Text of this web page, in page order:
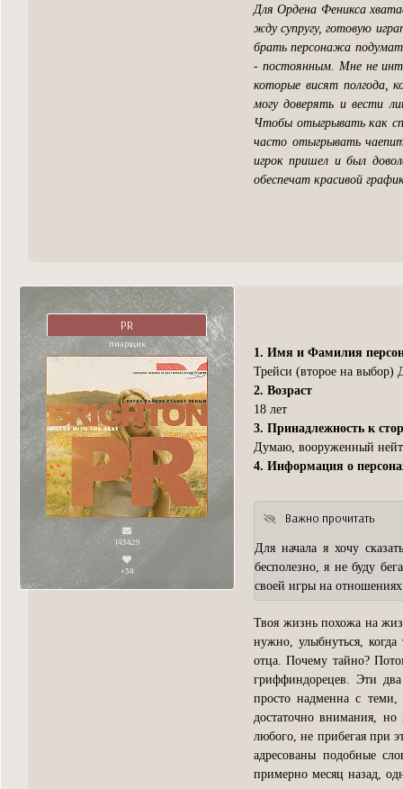
Для Ордена Феникса
жду супругу, готовую
брать персонажа
- постоянным. Мне не
которые висят полгода,
могу доверять и вести
Чтобы отыгрывать как
часто отыгрывать
игрок пришел и был
обеспечат красивой
PR
пиарщик
143429
+34
1. Имя и Фамилия
Трейси (второе на выбор)
2. Возраст
18 лет
3. Принадлежность к
Думаю, вооруженный
4. Информация о
Важно прочитать
Для начала я хочу
бесполезно, я не буду
своей игры на
Твоя жизнь похожа на
нужно, улыбнуться,
отца. Почему тайно?
гриффиндорецев. Эти
просто надменна с теми,
достаточно внимания,
любого, не прибегая при
адресованы подобные
примерно месяц назад,